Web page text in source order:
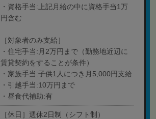
・資格手当:上記月給の中に資格手当1万
円含む
［対象者のみ支給］
・住宅手当:月2万円まで（勤務地近辺に
賃貸契約をすることが条件）
・家族手当:子供1人につき月5,000円支給
・引越手当:10万円まで
・昼食代補助:有
［休日］週休2日制（シフト制）